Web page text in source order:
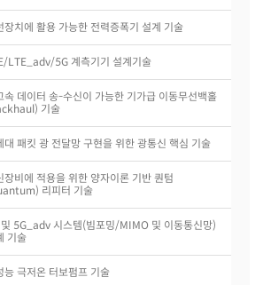
장치에 활용 가능한 전력증폭기 설계 기술
LTE_adv/5G 계측기기 설계기술
속 데이터 송-수신이 가능한 기가급 이동무선백홀
기술
대 패킷 광 전달망 구현을 위한 광통신 핵심 기술
장비에 적용을 위한 양자이론 기반 퀀텀
리피터 기술
5G_adv 시스템(빔포밍/MIMO 및 이동통신망)
기술
능 극저온 터보펌프 기술